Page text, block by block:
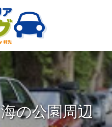
海の公園周辺